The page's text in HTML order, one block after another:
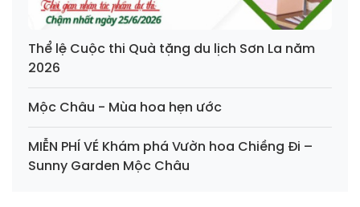
Thể lệ Cuộc thi Quà tặng du lịch Sơn La năm
2026
Mộc Châu - Mùa hoa hẹn ước
MIỄN PHÍ VÉ Khám phá Vườn hoa Chiềng Đi –
Sunny Garden Mộc Châu